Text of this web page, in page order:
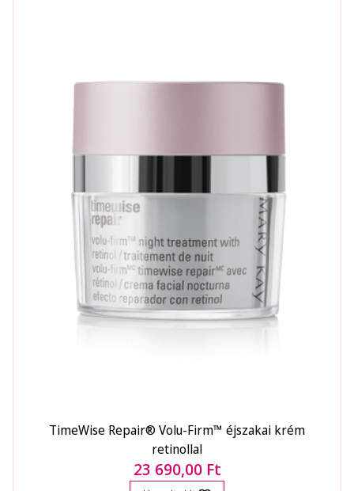
TimeWise Repair® Volu-Firm™ éjszakai krém
retinollal
23 690,00 Ft